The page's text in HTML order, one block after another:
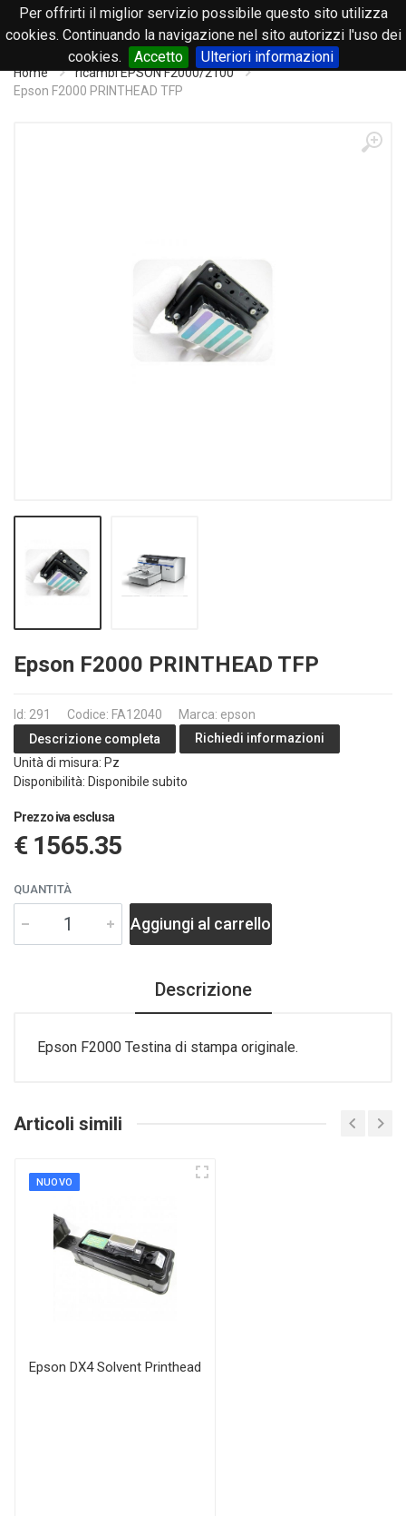
Per offrirti il miglior servizio possibile questo sito utilizza
cookies. Continuando la navigazione nel sito autorizzi l'uso dei
cookies.
Accetto Ulteriori informazioni
0
Home
ricambi EPSON F2000/2100
Epson F2000 PRINTHEAD TFP
Epson F2000 PRINTHEAD TFP
Id: 291 Codice: FA12040
Marca: epson
Descrizione completa
Richiedi informazioni
Unità di misura: Pz
Disponibilità: Disponibile subito
Prezzo iva esclusa
€ 1565.35
QUANTITÀ
Aggiungi al carrello
Descrizione
Epson F2000 Testina di stampa originale.
Articoli simili
NUOVO
Epson DX4 Solvent Printhead